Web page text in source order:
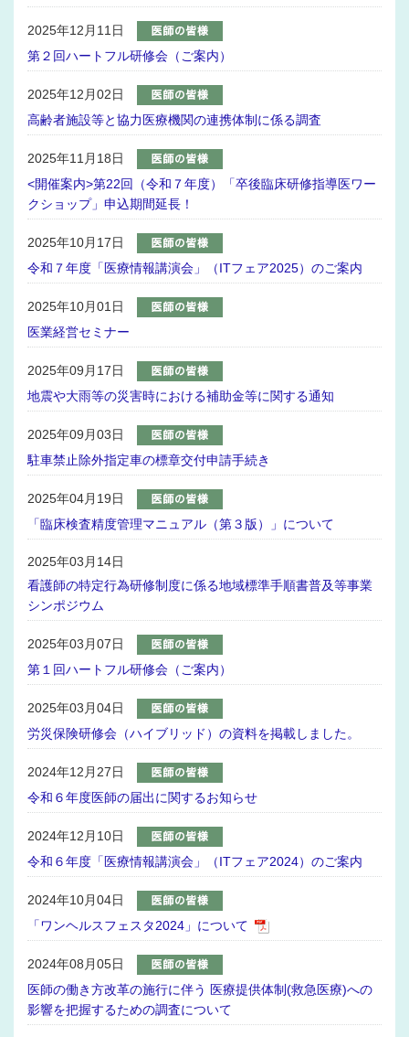
2025年12月11日
第２回ハートフル研修会（ご案内）
2025年12月02日
高齢者施設等と協力医療機関の連携体制に係る調査
2025年11月18日
<開催案内>第22回（令和７年度）「卒後臨床研修指導医ワー
クショップ」申込期間延長！
2025年10月17日
令和７年度「医療情報講演会」（ITフェア2025）のご案内
2025年10月01日
医業経営セミナー
2025年09月17日
地震や大雨等の災害時における補助金等に関する通知
2025年09月03日
駐車禁止除外指定車の標章交付申請手続き
2025年04月19日
「臨床検査精度管理マニュアル（第３版）」について
2025年03月14日
看護師の特定行為研修制度に係る地域標準手順書普及等事業
シンポジウム
2025年03月07日
第１回ハートフル研修会（ご案内）
2025年03月04日
労災保険研修会（ハイブリッド）の資料を掲載しました。
2024年12月27日
令和６年度医師の届出に関するお知らせ
2024年12月10日
令和６年度「医療情報講演会」（ITフェア2024）のご案内
2024年10月04日
「ワンヘルスフェスタ2024」について
2024年08月05日
医師の働き方改革の施行に伴う 医療提供体制(救急医療)への
影響を把握するための調査について